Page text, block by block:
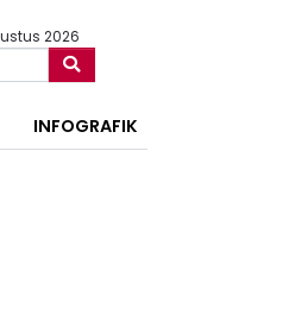
2026
INFOGRAFIK